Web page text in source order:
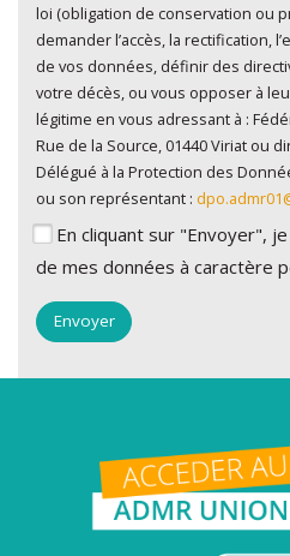
loi (obligation de conservation ou
demander l’accès, la rectification,
de vos données, définir des
votre décès, ou vous opposer à
légitime en vous adressant à :
Rue de la Source, 01440 Viriat ou
Délégué à la Protection des
ou son représentant :
En cliquant sur "Envoyer",
de mes données à caractère